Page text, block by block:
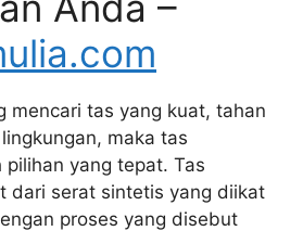
mencari tas yang kuat, tahan
maka tas
yang tepat. Tas
dari serat sintetis yang diikat
proses yang disebut